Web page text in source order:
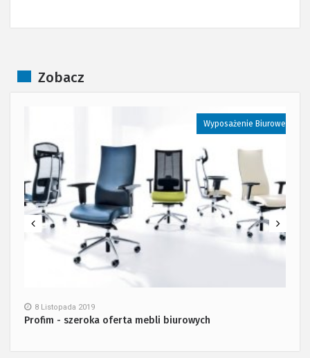
Zobacz
Wyposażenie Biurowe
8 Listopada 2019
Profim - szeroka oferta mebli biurowych